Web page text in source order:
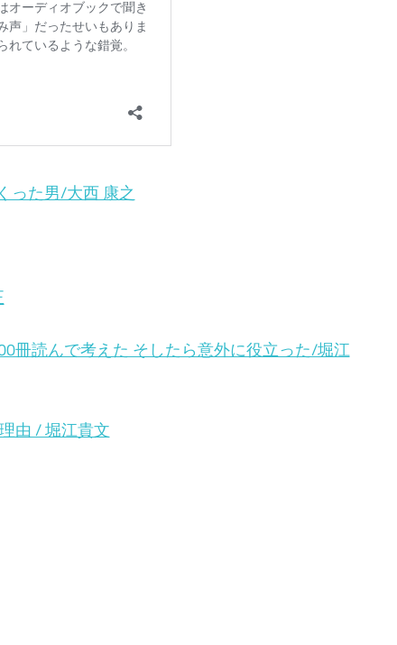
った男/大西 康之
冊読んで考えた そしたら意外に役立った/堀江
由 / 堀江貴文